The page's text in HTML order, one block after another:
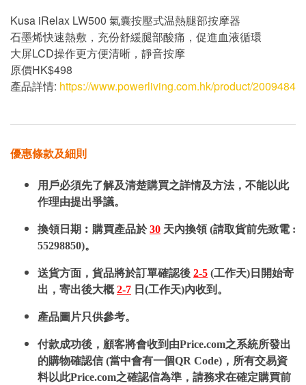
Kusa iRelax LW500 氣囊按壓式温熱腿部按摩器
石墨烯快速熱敷，充份舒緩腿部酸痛，促進血液循環
大屏LCD操作更方便清晰，靜音按摩
原價HK$498
產品詳情: https://www.powerliving.com.hk/product/2009484
優惠條款及細則
用戶必須先了解及清楚購買之詳情及方法，不能以此
作理由提出爭議。
換領日期︰購買產品於30 天內換領 (請取貨前先致電 :
55298850)。
送貨方面，貨品將於訂單確認後 2-5 (工作天)日開始寄
出，寄出後大概2-7 日(工作天)內收到。
產品圖片只供參考。
付款成功後，顧客將會收到由Price.com之系統所發出
的購物確認信 (當中會有一個QR Code)，所有交易資
料以此Price.com之確認信為準，請務求在確定購買前